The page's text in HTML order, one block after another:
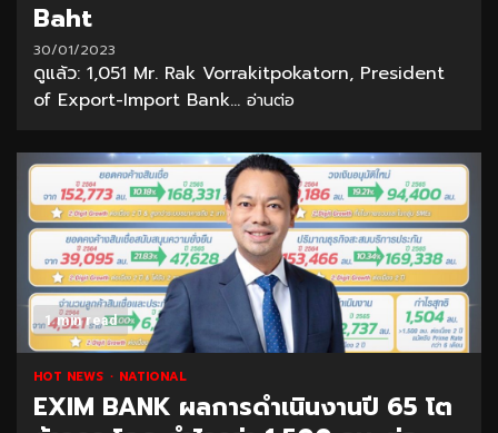
Baht
30/01/2023
ดูแล้ว: 1,051 Mr. Rak Vorrakitpokatorn, President
of Export-Import Bank... อ่านต่อ
1 min read
HOT NEWS NATIONAL
EXIM BANK ผลการดำเนินงานปี 65 โต